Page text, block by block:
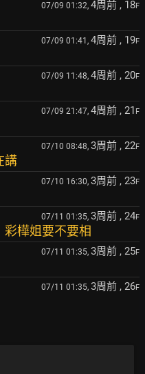
07/09 01:32, 4周前 , 18F
07/09 01:41, 4周前 , 19F
07/09 11:48, 4周前 , 20F
07/09 21:47, 4周前 , 21 F
07/10 08:48, 3周前 , 22F
講
07/10 16:30, 3周前 , 23F
07/11 01:35, 3周前 , 24F
樺姐要不要相
07/11 01:35, 3周前 , 25F
07/11 01:35, 3周前 , 26F